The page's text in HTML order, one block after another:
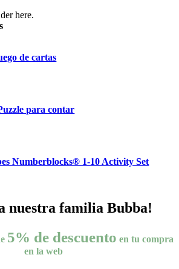
here.
de cartas
para contar
Numberblocks® 1-10 Activity Set
nuestra familia Bubba!
5% de descuento en tu compra
en la web